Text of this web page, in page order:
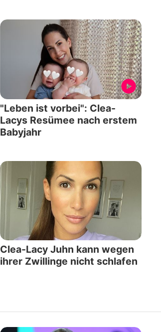
"Leben ist vorbei": Clea-
Lacys Resümee nach erstem
Babyjahr
Clea-Lacy Juhn kann wegen
ihrer Zwillinge nicht schlafen